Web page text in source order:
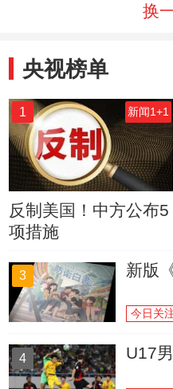
换
央视榜单
1 新闻1+1
反制美国！中方公布5
项措施
3 新版
今日关
4 U17